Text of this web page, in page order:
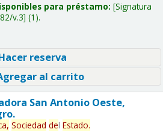
para préstamo: Signatura
v.3 (1).
reserva
al carrito
San Antonio Oeste,
Sociedad del Estado.